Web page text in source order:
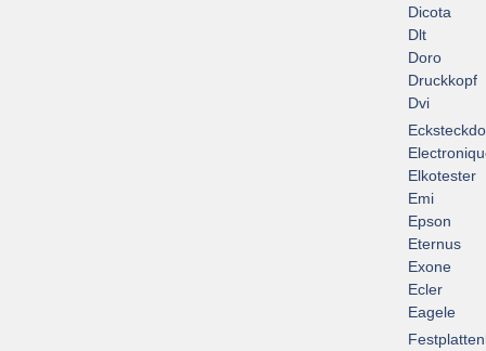
Dicota
Dlt
Doro
Druckkopf
Dvi
Elkotester
Emi
Epson
Eternus
Exone
Ecler
Eagele